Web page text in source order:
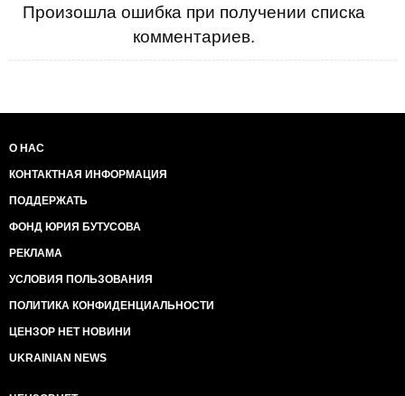
Произошла ошибка при получении списка
комментариев.
О НАС
КОНТАКТНАЯ ИНФОРМАЦИЯ
ПОДДЕРЖАТЬ
ФОНД ЮРИЯ БУТУСОВА
РЕКЛАМА
УСЛОВИЯ ПОЛЬЗОВАНИЯ
ПОЛИТИКА КОНФИДЕНЦИАЛЬНОСТИ
ЦЕНЗОР НЕТ НОВИНИ
UKRAINIAN NEWS